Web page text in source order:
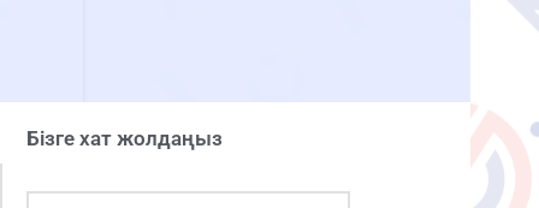
Бізге хат жолдаңыз